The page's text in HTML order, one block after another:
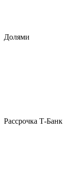
Долями
Рассрочка Т-Банк